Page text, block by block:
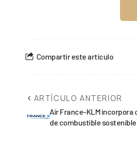
Compartir este artículo
ARTÍCULO ANTERIOR
Air France-KLM incorpora
de combustible